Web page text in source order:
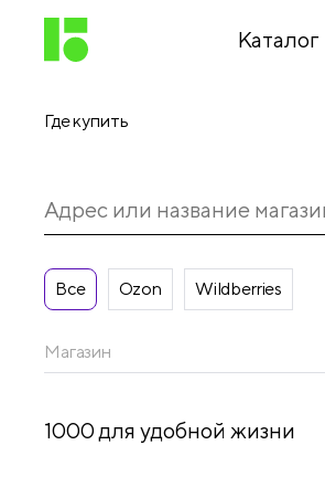
Каталог
принадлежности
Папки,
Где купить
Все Ozon Wildberries
Магазин
1000 для удобной жизни